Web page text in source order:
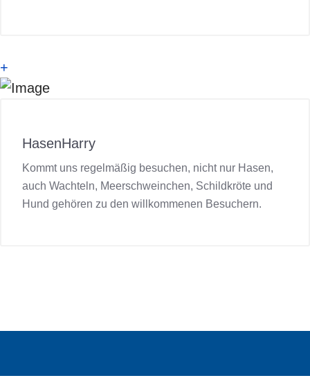
+
HasenHarry
Kommt uns regelmäßig besuchen, nicht nur Hasen,
auch Wachteln, Meerschweinchen, Schildkröte und
Hund gehören zu den willkommenen Besuchern.